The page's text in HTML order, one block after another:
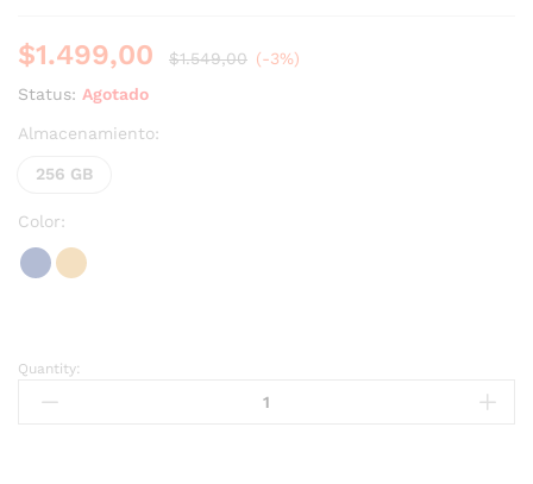
$1.499,00 $1.549,00 (-3%)
Status: Agotado
Almacenamiento:
256 GB
Color:
Quantity: